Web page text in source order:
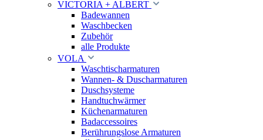
VICTORIA + ALBERT
Badewannen
Waschbecken
Zubehör
alle Produkte
VOLA
Waschtischarmaturen
Wannen- & Duscharmaturen
Duschsysteme
Handtuchwärmer
Küchenarmaturen
Badaccessoires
Berührungslose Armaturen